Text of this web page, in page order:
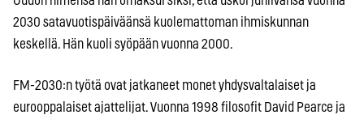
2030 satavuotispäiväänsä kuolemattoman ihmiskunnan
keskellä. Hän kuoli syöpään vuonna 2000.
FM-2030:n työtä ovat jatkaneet monet yhdysvaltalaiset ja
eurooppalaiset ajattelijat. Vuonna 1998 filosofit David Pearce ja